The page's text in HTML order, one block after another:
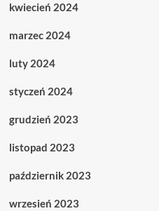
kwiecień 2024
marzec 2024
luty 2024
styczeń 2024
grudzień 2023
listopad 2023
październik 2023
wrzesień 2023